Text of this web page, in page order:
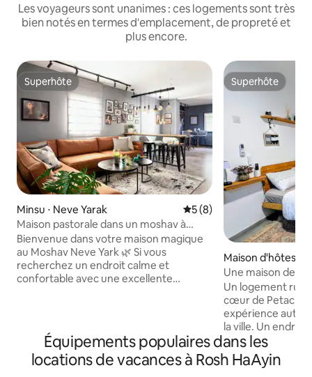
Les voyageurs sont unanimes : ces logements sont très
bien notés en termes d'emplacement, de propreté et
plus encore.
Superhôte
Superhôte
Minsu ⋅ Neve Yarak Évaluation moyenne sur
5 (8)
Maison pastorale dans un moshav à
Neve Yarak
Bienvenue dans votre maison magique
au Moshav Neve Yark 🌿 Si vous
recherchez un endroit calme et
confortable avec une excellente
entretenu et accueillant, avec une
atmosphère vraiment chaleureuse qui
vous permettra de vous détendre dès le
Superhôte
Superhôte
Maison d'hôtes ⋅
Une maison de
Un logement
cœur de Petach
expérience
la ville. Un endroit parfait pour ceux qui
cherchent à allier
proximité de tous
d'intérêt de la ville. À très
Équipements populaires dans les
locations de vacances à Rosh HaAyin